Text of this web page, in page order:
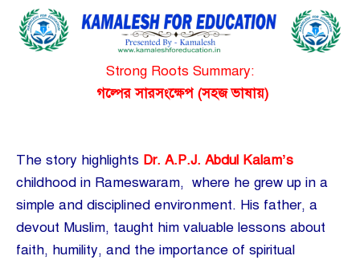
Strong Roots Summary:
গল্পের সারসংক্ষেপ (সহজ ভাষায়)
The story highlights Dr. A.P.J. Abdul Kalam’s
childhood in Rameswaram, where he grew up in a
simple and disciplined environment. His father, a
devout Muslim, taught him valuable lessons about
faith, humility, and the importance of spiritual